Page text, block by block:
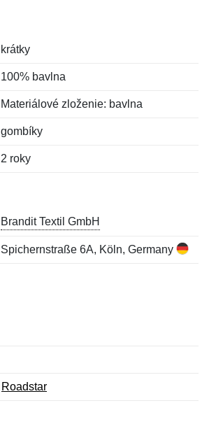
krátky
100% bavlna
Materiálové zloženie: bavlna
gombíky
2 roky
Brandit Textil GmbH
Spichernstraße 6A, Köln, Germany
Roadstar